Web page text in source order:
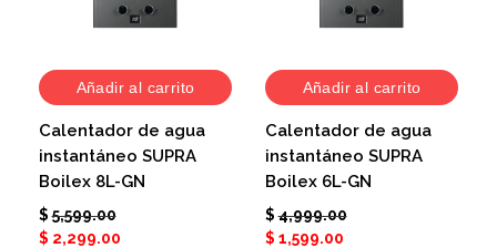
Añadir al carrito
Calentador de agua
instantáneo SUPRA
Boilex 8L-GN
$ 5,599.00
$ 2,299.00
Añadir al carrito
Calentador de agua
instantáneo SUPRA
Boilex 6L-GN
$ 4,999.00
$ 1,599.00